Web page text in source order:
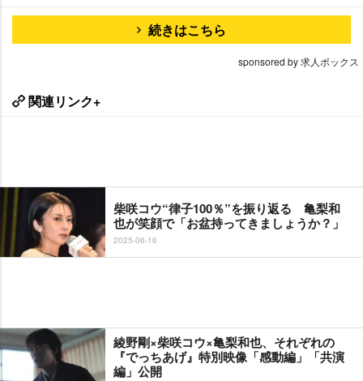
続きはこちら
sponsored by 求人ボックス
関連リンク+
柴咲コウ“律子100％”を振り返る 亀梨和
也が笑顔で「お盆持ってきましょうか？」
2025-06-16
綾野剛×柴咲コウ×亀梨和也、それぞれの
『でっちあげ』特別映像「感動編」「共演
編」公開